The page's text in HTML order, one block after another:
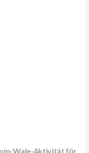
Wale-Aktivität für